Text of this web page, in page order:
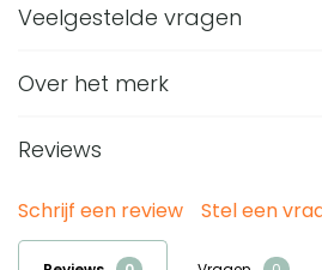
Merk
Hoogte (in CM)
Materiaal
Kleur
Veelgestelde vragen
Hoe groot is de Nest of Nora
De Nest of Nora ronde bijzettafel
en compacte formaat past de tafel
fauteuil of bed.
gemaakt?
De bijzettafel Kavik is gemaakt van
Hoe onderhoud je deze MDF
Over het merk
Nest of Nora ontwerpt en realiseert
Reviews
Schrijf een review Stel een